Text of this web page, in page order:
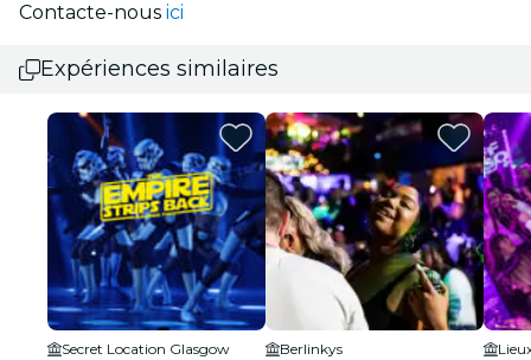
Contacte-nous ici
Expériences similaires
Secret Location Glasgow
Berlinkys